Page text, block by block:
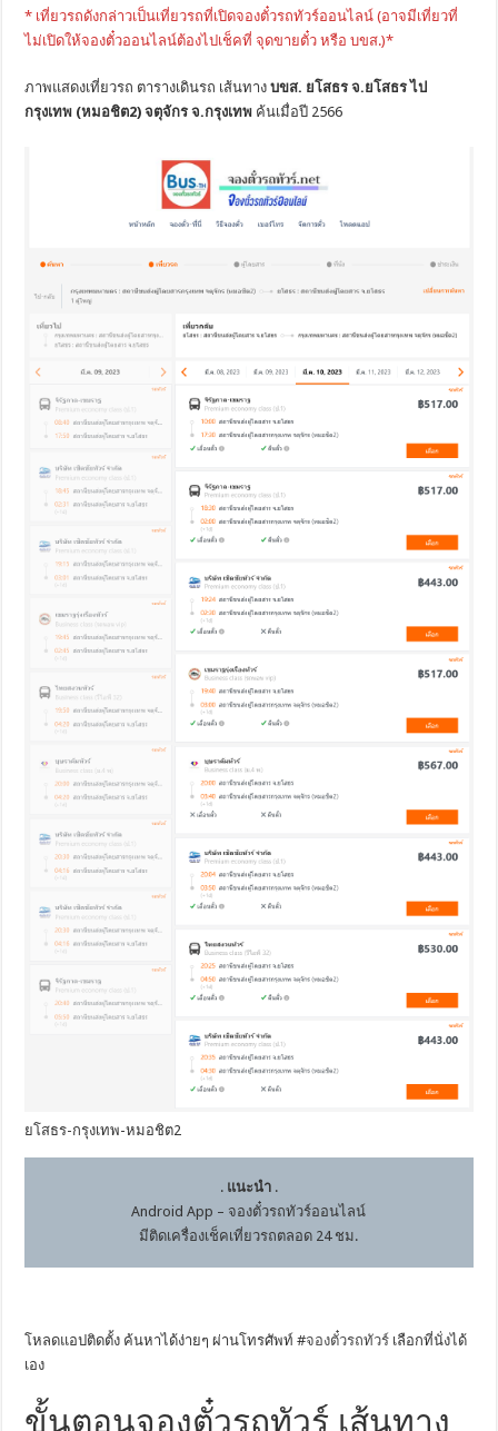
* เที่ยวรถดังกล่าวเป็นเที่ยวรถที่เปิดจองตั๋วรถทัวร์ออนไลน์ (อาจมีเที่ยวที่
ไม่เปิดให้จองตั๋วออนไลน์ต้องไปเช็คที่ จุดขายตั๋ว หรือ บขส.)*
ภาพแสดงเที่ยวรถ ตารางเดินรถ เส้นทางบขส. ยโสธร จ.ยโสธร ไป
กรุงเทพ (หมอชิต2) จตุจักร จ.กรุงเทพ ค้นเมื่อปี 2566
ยโสธร-กรุงเทพ-หมอชิต2
. แนะนำ.
Android App – จองตั๋วรถทัวร์ออนไลน์
มีติดเครื่องเช็คเที่ยวรถตลอด 24 ชม.
โหลดแอปติดตั้ง ค้นหาได้ง่ายๆ ผ่านโทรศัพท์ #จองตั๋วรถทัวร์ เลือกที่นั่งได้
เอง
ขั้นตอนจองตั๋วรถทัวร์ เส้นทาง